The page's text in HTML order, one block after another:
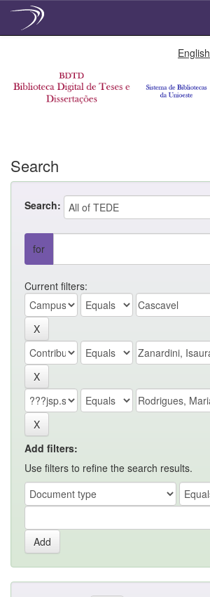
English
Search
Search:
for
Current filters:
Add filters:
Use filters to refine the search results.